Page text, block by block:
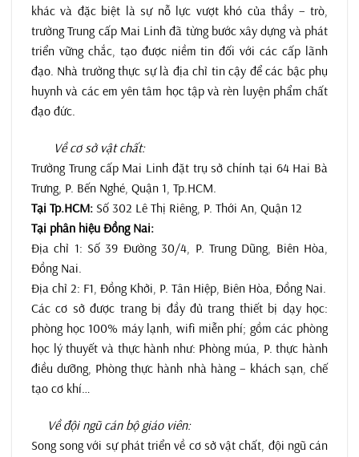
khác và đặc biệt là sự nỗ lực vượt khó của thầy – trò,
trường Trung cấp Mai Linh đã từng bước xây dựng và phát
triển vững chắc, tạo được niềm tin đối với các cấp lãnh
đạo. Nhà trường thực sự là địa chỉ tin cậy để các bậc phụ
huynh và các em yên tâm học tập và rèn luyện phẩm chất
đạo đức.
Về cơ sở vật chất:
Trường Trung cấp Mai Linh đặt trụ sở chính tại 64 Hai Bà
Trưng, P. Bến Nghé, Quận 1, Tp.HCM.
Tại Tp.HCM: Số 302 Lê Thị Riêng, P. Thới An, Quận 12
Tại phân hiệu Đồng Nai:
Địa chỉ 1: Số 39 Đường 30/4, P. Trung Dũng, Biên Hòa,
Đồng Nai.
Địa chỉ 2: F1, Đồng Khởi, P. Tân Hiệp, Biên Hòa, Đồng Nai.
Các cơ sở được trang bị đầy đủ trang thiết bị dạy học:
phòng học 100% máy lạnh, wifi miễn phí; gồm các phòng
học lý thuyết và thực hành như: Phòng múa, P. thực hành
điều dưỡng, Phòng thực hành nhà hàng – khách sạn, chế
tạo cơ khí…
Về đội ngũ cán bộ giáo viên:
Song song với sự phát triển về cơ sở vật chất, đội ngũ cán